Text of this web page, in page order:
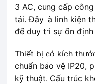
3 AC, cung cấp
tải. Đây là linh kiện
để duy trì sự ổn định
Thiết bị có kích
chuẩn bảo vệ IP20,
kỹ thuật. Cấu trúc